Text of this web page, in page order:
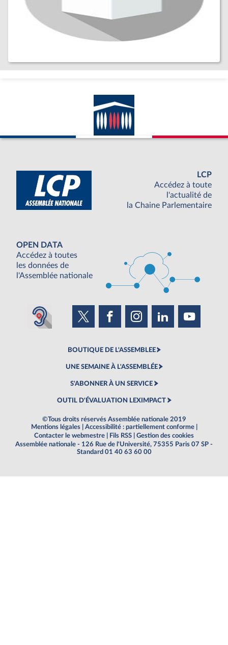
LCP
Accédez à toute
l'actualité de
la Chaine Parlementaire
OPEN DATA
Accédez à toutes
les données de
l'Assemblée nationale
BOUTIQUE DE L'ASSEMBLEE
UNE SEMAINE À L'ASSEMBLÉE
S'ABONNER À UN SERVICE
OUTIL D'ÉVALUATION LEXIMPACT
©Tous droits réservés Assemblée nationale 2019
Mentions légales
Accessibilité : partiellement conforme
Contacter le webmestre
Fils RSS
Gestion des cookies
Assemblée nationale - 126 Rue de l'Université, 75355 Paris 07 SP -
Standard 01 40 63 60 00